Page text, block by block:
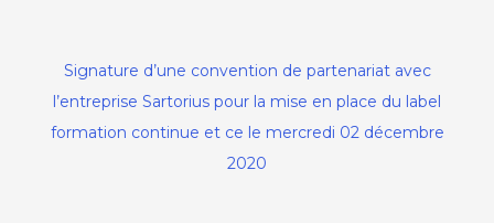
02/12/2020
Signature d’une convention de partenariat avec
l’entreprise Sartorius pour la mise en place du label
formation continue et ce le mercredi 02 décembre
2020